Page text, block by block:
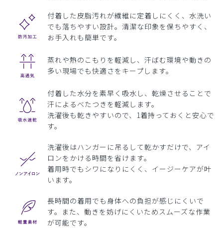
付着した皮脂汚れが繊維に定着しにくく、水洗い
でも落ちやすい設計。清潔な印象を保ちやすく、
お手入れも簡単です。
蒸れや熱のこもりを軽減し、汗ばむ環境や動きの
多い現場でも快適さをキープします。
付着した水分を素早く吸水し、乾燥させることで
汗によるべたつきを軽減します。
洗濯後も乾きやすいので、1着持っておくと安心で
す。
洗濯後はハンガーに吊るして乾かすだけで、アイ
ロンをかける時間を省けます。
着用時でもシワになりにくく、イージーケアが叶
います。
長時間の着用でも身体への負担が感じにくいで
す。また、動きを妨げにくいためスムーズな作業
が可能です。